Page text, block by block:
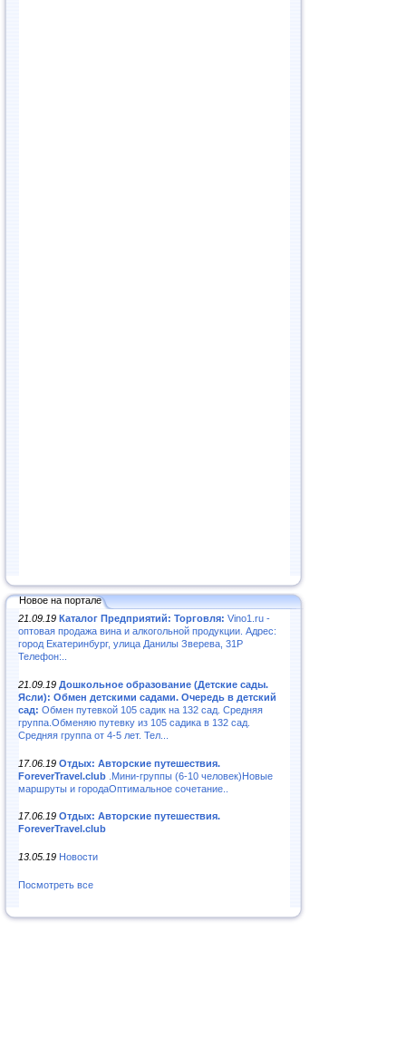
Новое на портале
21.09.19 Каталог Предприятий: Торговля: Vino1.ru -
оптовая продажа вина и алкогольной продукции. Адрес:
город Екатеринбург, улица Данилы Зверева, 31Р
Телефон:..
21.09.19 Дошкольное образование (Детские сады.
Ясли): Обмен детскими садами. Очередь в детский
сад: Обмен путевкой 105 садик на 132 сад. Средняя
группа.Обменяю путевку из 105 садика в 132 сад.
Средняя группа от 4-5 лет. Тел...
17.06.19 Отдых: Авторские путешествия.
ForeverTravel.club .Мини-группы (6-10 человек)Новые
маршруты и городаОптимальное сочетание..
17.06.19 Отдых: Авторские путешествия.
ForeverTravel.club
13.05.19 Новости
Посмотреть все